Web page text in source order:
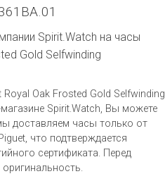
Spirit.Watch на часы
Gold Selfwinding
Oak Frosted Gold Selfwinding
магазине Spirit.Watch, Вы можете
доставляем часы только от
что подтверждается
сертификата. Перед